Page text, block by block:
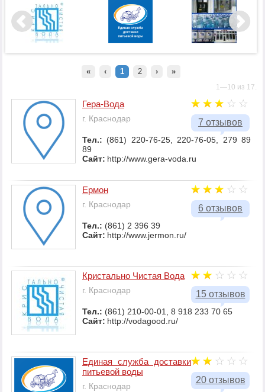
« ‹ 1 2 › »
1—10 из 17.
7 отзывов
Гера-Вода
г. Краснодар
Тел.: (861) 220-76-25, 220-76-05, 279 89
89
Сайт: http://www.gera-voda.ru
6 отзывов
Ермон
г. Краснодар
Тел.: (861) 2 396 39
Сайт: http://www.jermon.ru/
15 отзывов
Кристально Чистая Вода
г. Краснодар
Тел.: (861) 210-00-01, 8 918 233 70 65
Сайт: http://vodagood.ru/
20 отзывов
Единая служба доставки
питьевой воды
г. Краснодар